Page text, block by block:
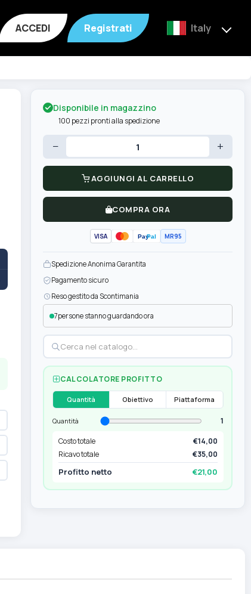
ACCEDI Registrati Italy
Disponibile in magazzino
100 pezzi pronti alla spedizione
− +
AGGIUNGI AL CARRELLO
COMPRA ORA
VISA PayPal MR95
Spedizione Anonima Garantita
Pagamento sicuro
Reso gestito da Scontimania
7persone stanno guardando ora
CALCOLATORE PROFITTO
Quantità Obiettivo Piattaforma
Quantità
1
Costo totale
€14,00
Ricavo totale
€35,00
Profitto netto €21,00